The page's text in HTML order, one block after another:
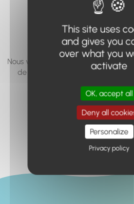
accéder
pas... ou
Nous vous invitons à utiliser le
de page, ou à utiliser le menu
Retour à
This site uses
and gives you
over what you
activate
OK, accept all
Deny all
Personalize
Privacy policy